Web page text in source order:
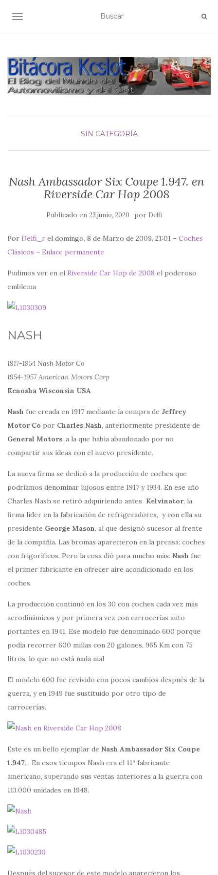
ALTERNAR NAVEGACIÓN
SIN CATEGORÍA
Nash Ambassador Six Coupe 1.947. en
Riverside Car Hop 2008
Publicado en 23 junio, 2020 por Delfi
Por Delfi_r el domingo, 8 de Marzo de 2009, 21:01 – Coches
Clásicos – Enlace permanente
Pudimos ver en el Riverside Car Hop de 2008 el poderoso
emblema
NASH
1917-1954 Nash Motor Co
1954-1957 American Motors Corp
Kenosha Wisconsin USA
Nash fue creada en 1917 mediante la compra de Jeffrey
Motor Co por Charles Nash, anteriormente presidente de
General Motors, a la que había abandonado por no
compartir sus ideas con el nuevo presidente.
La nueva firma se dedicó a la producción de coches que
podríamos denominar lujosos entre 1917 y 1934. En ese año
Charles Nash se retiró adquiriendo antes Kelvinator, la
firma líder en la fabricación de refrigeradores, y con ella su
presidente George Mason, al que designó sucesor al frente
de la compañía. Las bromas aparecieron en la prensa: coches
con frigoríficos. Pero la cosa dió para mucho más: Nash fue
el primer fabricante en ofrecer aire acondicionado en los
coches.
La producción continuó en los 30 con coches cada vez más
aerodinámicos y por primera vez con carrocerías auto
portantes en 1941. Ese modelo fue denominado 600 porque
podía recorrer 600 millas con 20 galones, 965 Km con 75
litros, lo que no está nada mal
El modelo 600 fue revivido con pocos cambios después de la
guerra, y en 1949 fue sustituido por otro tipo de
carrocerías.
Este es un bello ejemplar de Nash Ambassador Six Coupe
1.947. . En esos tiempos Nash era el 11º fabricante
americano, superando sus ventas anteriores a la guer,ra con
113.000 unidades en 1948.
Después del sucesor de este modelo aparecieron los